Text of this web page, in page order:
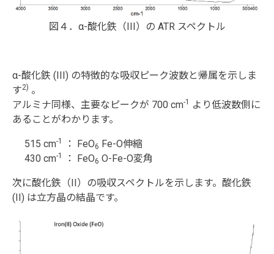
図４．α-酸化鉄（III）の ATR スペクトル
α-酸化鉄 (III) の特徴的な吸収ピーク波数と帰属を示しま
す2) 。
アルミナ同様、主要なピークが 700 cm-1
より低波数側に
あることがわかります。
515 cm-1 ： FeO6 Fe-O伸縮
430 cm-1 ： FeO6 O-Fe-O変角
次に酸化鉄（II）の吸収スペクトルを示します。酸化鉄
(II) は立方晶の結晶です。